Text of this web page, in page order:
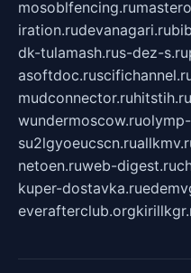
mosoblfencing.ru
iration.rudevanagari.ru
dk-tulamash.rus-dez-s.ru
asoftdoc.ru
mudconnector.ruhitstih.ru
wundermoscow.ru
su2lgyoeucscn.ru
netoen.ruweb-digest.ru
kuper-dostavka.ru
everafterclub.org